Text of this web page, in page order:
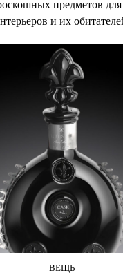
предметов
и их
ВЕЩЬ